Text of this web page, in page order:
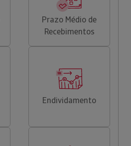
Prazo Médio de
Recebimentos
Endividamento